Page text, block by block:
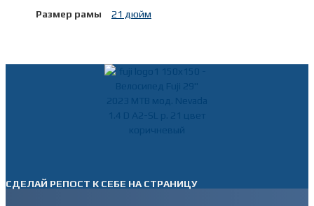
Размер рамы 21 дюйм
СДЕЛАЙ РЕПОСТ К СЕБЕ НА СТРАНИЦУ